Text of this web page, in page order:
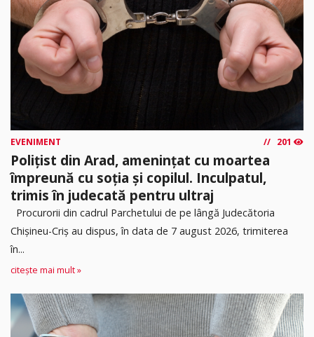
EVENIMENT 201
Polițist din Arad, amenințat cu moartea
împreună cu soția și copilul. Inculpatul,
trimis în judecată pentru ultraj
Procurorii din cadrul Parchetului de pe lângă Judecătoria
Chișineu-Criș au dispus, în data de 7 august 2026, trimiterea
în...
citește mai mult »